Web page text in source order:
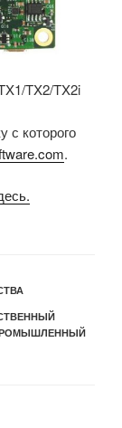
TX2/TX2i
с которого
.